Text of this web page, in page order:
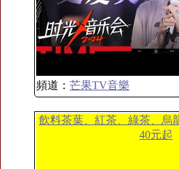
頻道： 芒果TV音樂
飲料茶葉、紅茶、綠茶、烏
40元起